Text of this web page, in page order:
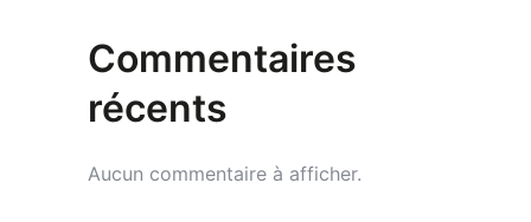
Commentaires
récents
Aucun commentaire à afficher.